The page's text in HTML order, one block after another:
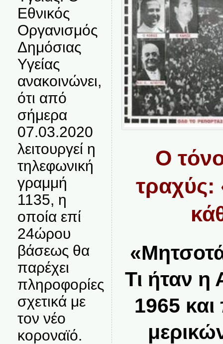
Εθνικός
Οργανισμός
Δημόσιας
Υγείας
ανακοινώνει,
ότι από
σήμερα
07.03.2020
λειτουργεί η
τηλεφωνική
γραμμή
1135, η
οποία επί
24ώρου
βάσεως θα
παρέχει
πληροφορίες
σχετικά με
τον νέο
κοροναϊό.
Ο
τραχύς:
Τι ήταν η
1965